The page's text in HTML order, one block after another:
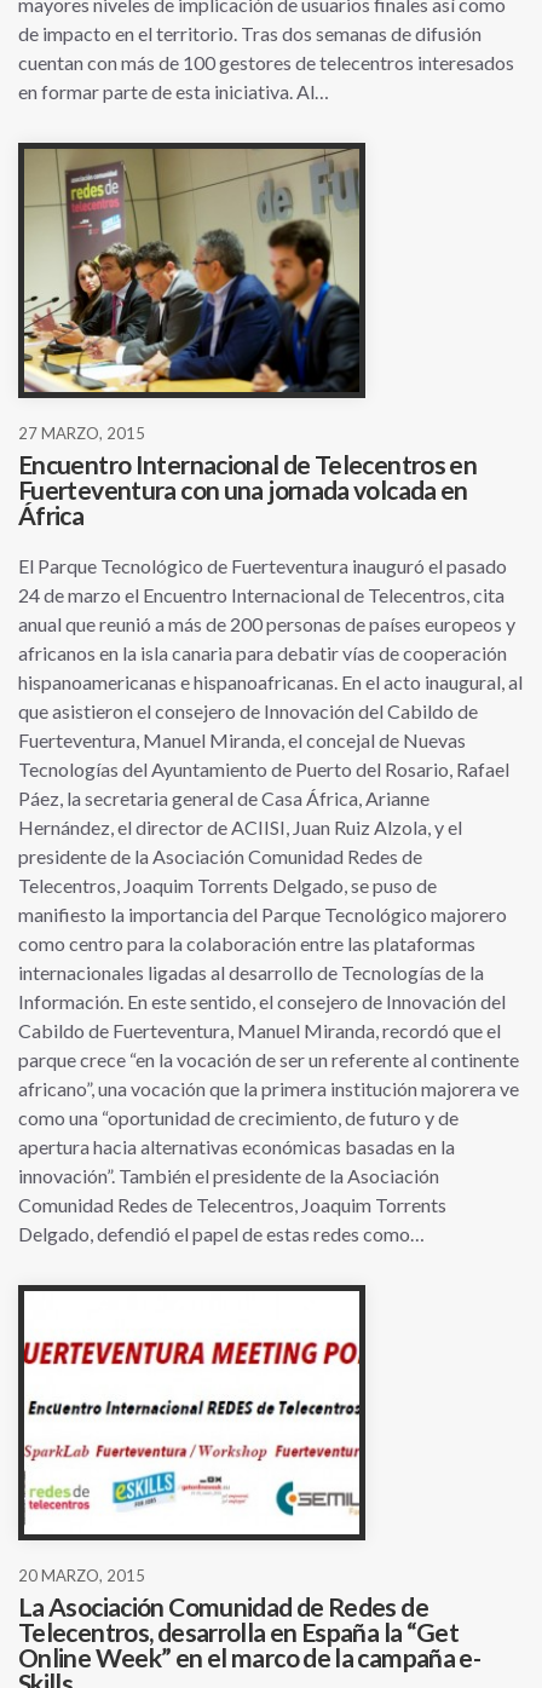
de impacto en el territorio. Tras dos semanas de difusión
cuentan con más de 100 gestores de telecentros interesados
en formar parte de esta iniciativa. Al…
27 MARZO, 2015
Encuentro Internacional de Telecentros en
Fuerteventura con una jornada volcada en
África
El Parque Tecnológico de Fuerteventura inauguró el pasado
24 de marzo el Encuentro Internacional de Telecentros, cita
anual que reunió a más de 200 personas de países europeos y
africanos en la isla canaria para debatir vías de cooperación
hispanoamericanas e hispanoafricanas. En el acto inaugural, al
que asistieron el consejero de Innovación del Cabildo de
Fuerteventura, Manuel Miranda, el concejal de Nuevas
Tecnologías del Ayuntamiento de Puerto del Rosario, Rafael
Páez, la secretaria general de Casa África, Arianne
Hernández, el director de ACIISI, Juan Ruiz Alzola, y el
presidente de la Asociación Comunidad Redes de
Telecentros, Joaquim Torrents Delgado, se puso de
manifiesto la importancia del Parque Tecnológico majorero
como centro para la colaboración entre las plataformas
internacionales ligadas al desarrollo de Tecnologías de la
Información. En este sentido, el consejero de Innovación del
Cabildo de Fuerteventura, Manuel Miranda, recordó que el
parque crece “en la vocación de ser un referente al continente
africano”, una vocación que la primera institución majorera ve
como una “oportunidad de crecimiento, de futuro y de
apertura hacia alternativas económicas basadas en la
innovación”. También el presidente de la Asociación
Comunidad Redes de Telecentros, Joaquim Torrents
Delgado, defendió el papel de estas redes como…
20 MARZO, 2015
La Asociación Comunidad de Redes de
Telecentros, desarrolla en España la “Get
Online Week” en el marco de la campaña e-